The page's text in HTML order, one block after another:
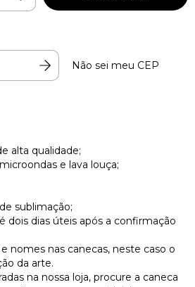
Não sei meu CEP
alta qualidade;
e lava louça;
sublimação;
dois dias úteis após a confirmação
nomes nas canecas, neste caso o
da arte.
na nossa loja, procure a caneca